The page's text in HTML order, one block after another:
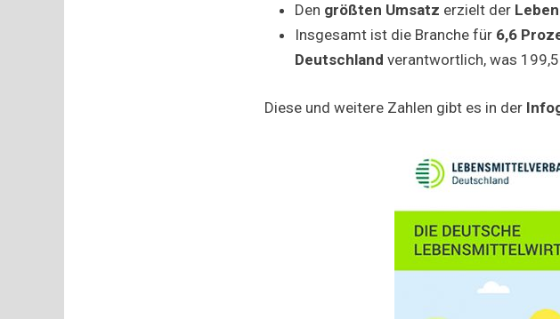
Den größten Umsatz erzielt der
Insgesamt ist die Branche für 6,6
Deutschland verantwortlich, was
Diese und weitere Zahlen gibt es in der